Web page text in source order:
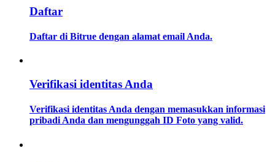
Daftar
Daftar di Bitrue dengan alamat email Anda.
Verifikasi identitas Anda
Verifikasi identitas Anda dengan memasukkan informasi
pribadi Anda dan mengunggah ID Foto yang valid.